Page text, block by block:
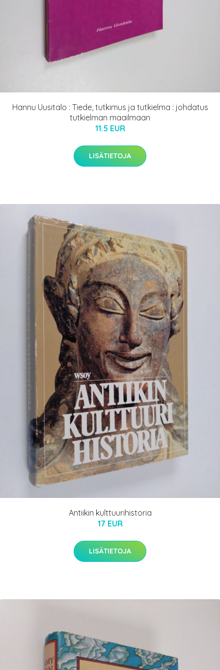
Hannu Uusitalo : Tiede, tutkimus ja tutkielma : johdatus
tutkielman maailmaan
11.5 EUR
LISÄTIETOJA
Antiikin kulttuurihistoria
17 EUR
LISÄTIETOJA